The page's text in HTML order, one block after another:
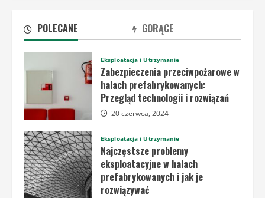
POLECANE GORĄCE
Eksploatacja i Utrzymanie
Zabezpieczenia przeciwpożarowe w
halach prefabrykowanych:
Przegląd technologii i rozwiązań
20 czerwca, 2024
Eksploatacja i Utrzymanie
Najczęstsze problemy
eksploatacyjne w halach
prefabrykowanych i jak je
rozwiązywać